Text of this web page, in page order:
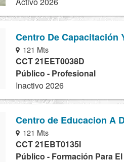
Centro De Capacitación
121 Mts
CCT 21EET0038D
Público - Profesional
Inactivo 2026
Centro de Educacion A
121 Mts
CCT 21EBT0135I
Público - Formación Para